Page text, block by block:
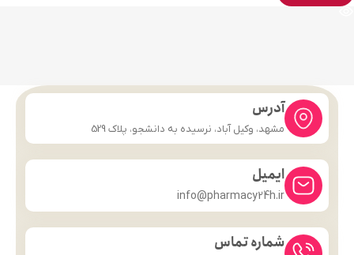
آدرس
مشهد، وکیل آباد، نرسیده به دانشجو، پلاک 529
ایمیل
info@pharmacy24h.ir
شماره تماس